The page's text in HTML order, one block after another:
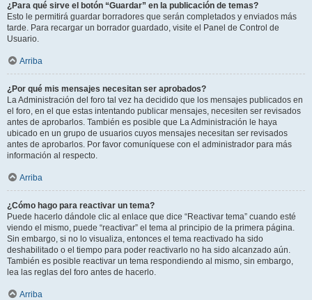
¿Para qué sirve el botón “Guardar” en la publicación de temas?
Esto le permitirá guardar borradores que serán completados y enviados más
tarde. Para recargar un borrador guardado, visite el Panel de Control de
Usuario.
Arriba
¿Por qué mis mensajes necesitan ser aprobados?
La Administración del foro tal vez ha decidido que los mensajes publicados en
el foro, en el que estas intentando publicar mensajes, necesiten ser revisados
antes de aprobarlos. También es posible que La Administración le haya
ubicado en un grupo de usuarios cuyos mensajes necesitan ser revisados
antes de aprobarlos. Por favor comuníquese con el administrador para más
información al respecto.
Arriba
¿Cómo hago para reactivar un tema?
Puede hacerlo dándole clic al enlace que dice “Reactivar tema” cuando esté
viendo el mismo, puede “reactivar” el tema al principio de la primera página.
Sin embargo, si no lo visualiza, entonces el tema reactivado ha sido
deshabilitado o el tiempo para poder reactivarlo no ha sido alcanzado aún.
También es posible reactivar un tema respondiendo al mismo, sin embargo,
lea las reglas del foro antes de hacerlo.
Arriba